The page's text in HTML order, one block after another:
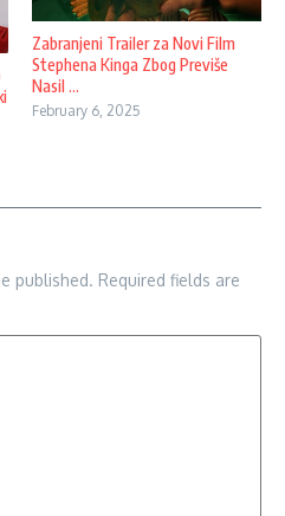
Zabranjeni Trailer za Novi Film
Stephena Kinga Zbog Previše
Nasil ...
February 6, 2025
published. Required fields are